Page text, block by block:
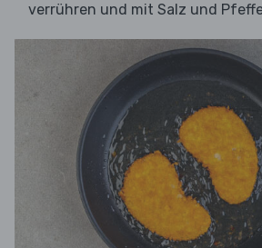
verrühren und mit Salz und